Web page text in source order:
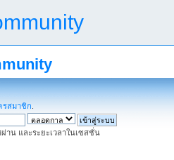
รสมาชิก
าน และระยะเวลาในเซสชั่น